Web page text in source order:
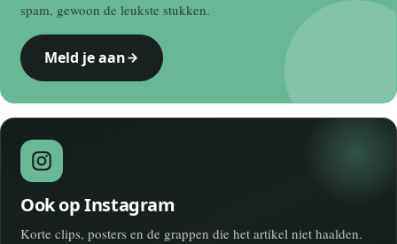
spam, gewoon de leukste stukken.
Meld je aan
Ook op Instagram
Korte clips, posters en de grappen die het artikel niet haalden.